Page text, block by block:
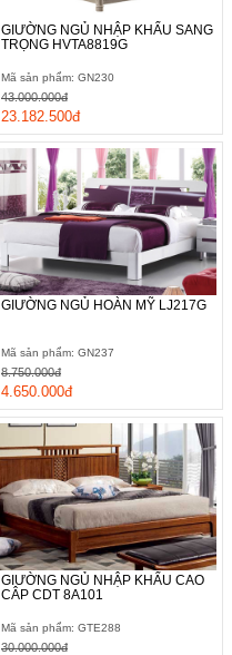
GIƯỜNG NGỦ NHẬP KHẨU SANG
TRỌNG HVTA8819G
Mã sản phẩm: GN230
23.182.500đ
43.000.000đ
GIƯỜNG NGỦ HOÀN MỸ LJ217G
Mã sản phẩm: GN237
4.650.000đ
8.750.000đ
GIƯỜNG NGỦ NHẬP KHẨU CAO
CÂP CDT 8A101
Mã sản phẩm: GTE288
30.000.000đ